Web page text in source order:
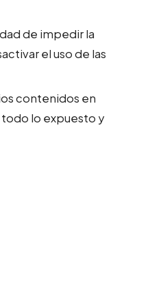
de impedir la
el uso de las
contenidos en
todo lo expuesto y